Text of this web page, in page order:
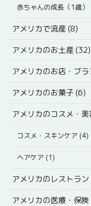
赤ちゃんの成長（1歳）
アメリカで流産 (8)
アメリカのお土産 (32)
アメリカのお店・ブ
アメリカのお菓子 (6)
アメリカのコスメ・
コスメ・スキンケア (4)
ヘアケア (1)
アメリカのレストラ
アメリカの医療・保